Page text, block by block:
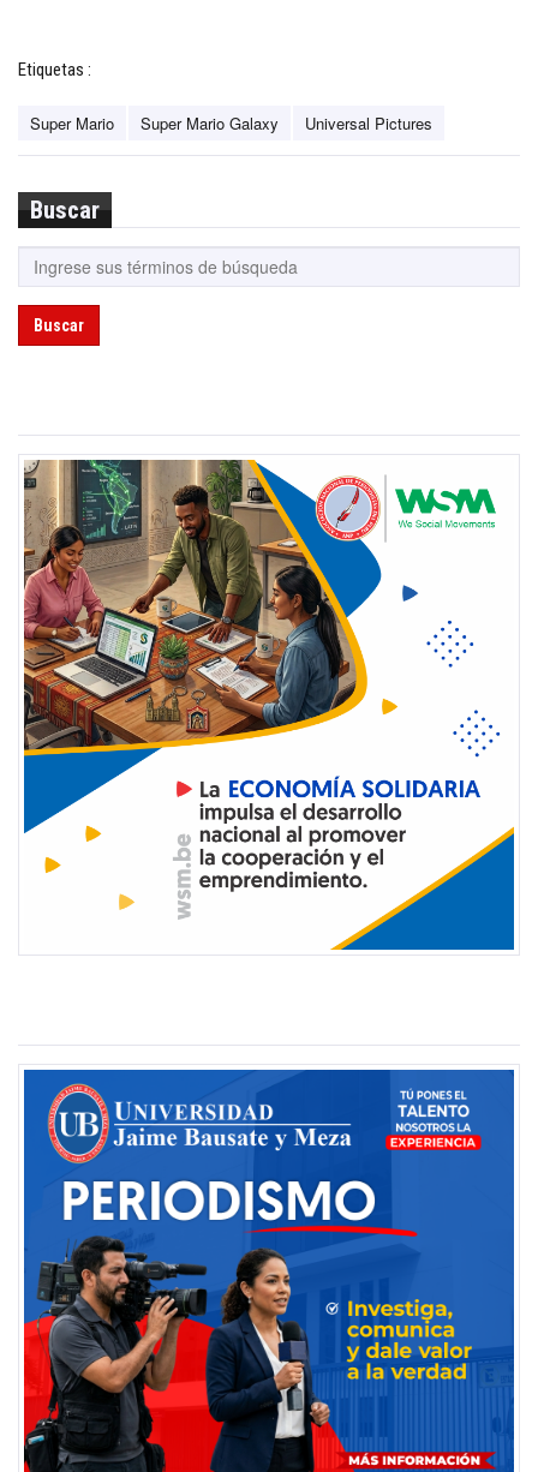
Etiquetas :
Super Mario Super Mario Galaxy Universal Pictures
Buscar
Buscar